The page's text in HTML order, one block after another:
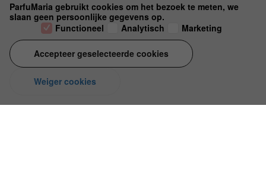
ParfuMaria gebruikt cookies om het bezoek te meten, we
slaan geen persoonlijke gegevens op.
Functioneel
Analytisch Marketing
Accepteer geselecteerde cookies
Weiger cookies